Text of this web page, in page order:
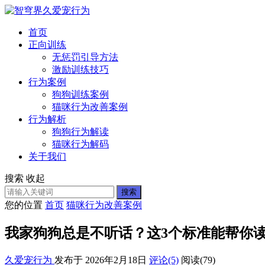
首页
正向训练
无惩罚引导方法
激励训练技巧
行为案例
狗狗训练案例
猫咪行为改善案例
行为解析
狗狗行为解读
猫咪行为解码
关于我们
搜索 收起
搜索
您的位置 首页 猫咪行为改善案例
我家狗狗总是不听话？这3个标准能帮你
久爱宠行为 发布于 2026年2月18日 评论(5) 阅读(79)